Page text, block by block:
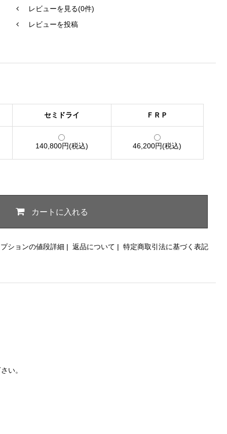
レビューを見る(0件)
レビューを投稿
セミドライ ＦＲＰ
140,800円(税込) 46,200円(税込)
カートに入れる
ションの値段詳細 | 返品について | 特定商取引法に基づく表記
い。